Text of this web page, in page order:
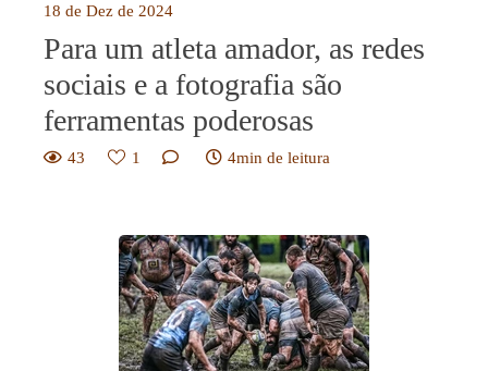
18 de Dez de 2024
Para um atleta amador, as redes
sociais e a fotografia são
ferramentas poderosas
43 1 4min de leitura